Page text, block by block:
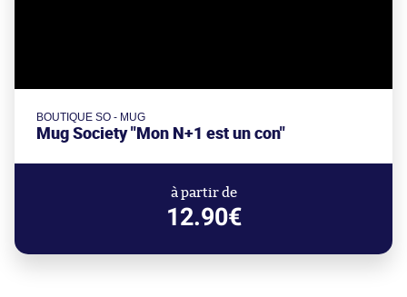
BOUTIQUE SO - MUG
Mug Society "Mon N+1 est un con"
à partir de
12.90€